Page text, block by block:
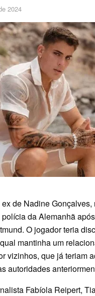
2024
de Nadine Gonçalves,
da Alemanhã
O jogador teria
mantinha um
vizinhos, que já teriam
autoridades
Fabíola Reipert,